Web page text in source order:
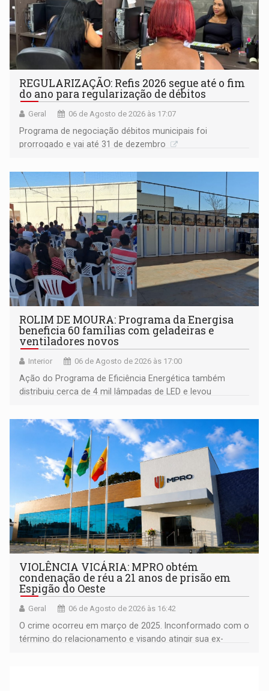
REGULARIZAÇÃO: Refis 2026 segue até o fim
do ano para regularização de débitos
Geral 06 de Agosto de 2026 às 17:07
Programa de negociação débitos municipais foi
prorrogado e vai até 31 de dezembro
ROLIM DE MOURA: Programa da Energisa
beneficia 60 famílias com geladeiras e
ventiladores novos
Interior 06 de Agosto de 2026 às 17:00
Ação do Programa de Eficiência Energética também
distribuiu cerca de 4 mil lâmpadas de LED e levou
comunidade
VIOLÊNCIA VICÁRIA: MPRO obtém
condenação de réu a 21 anos de prisão em
Espigão do Oeste
Geral 06 de Agosto de 2026 às 16:42
O crime ocorreu em março de 2025. Inconformado com o
término do relacionamento e visando atingir sua ex-